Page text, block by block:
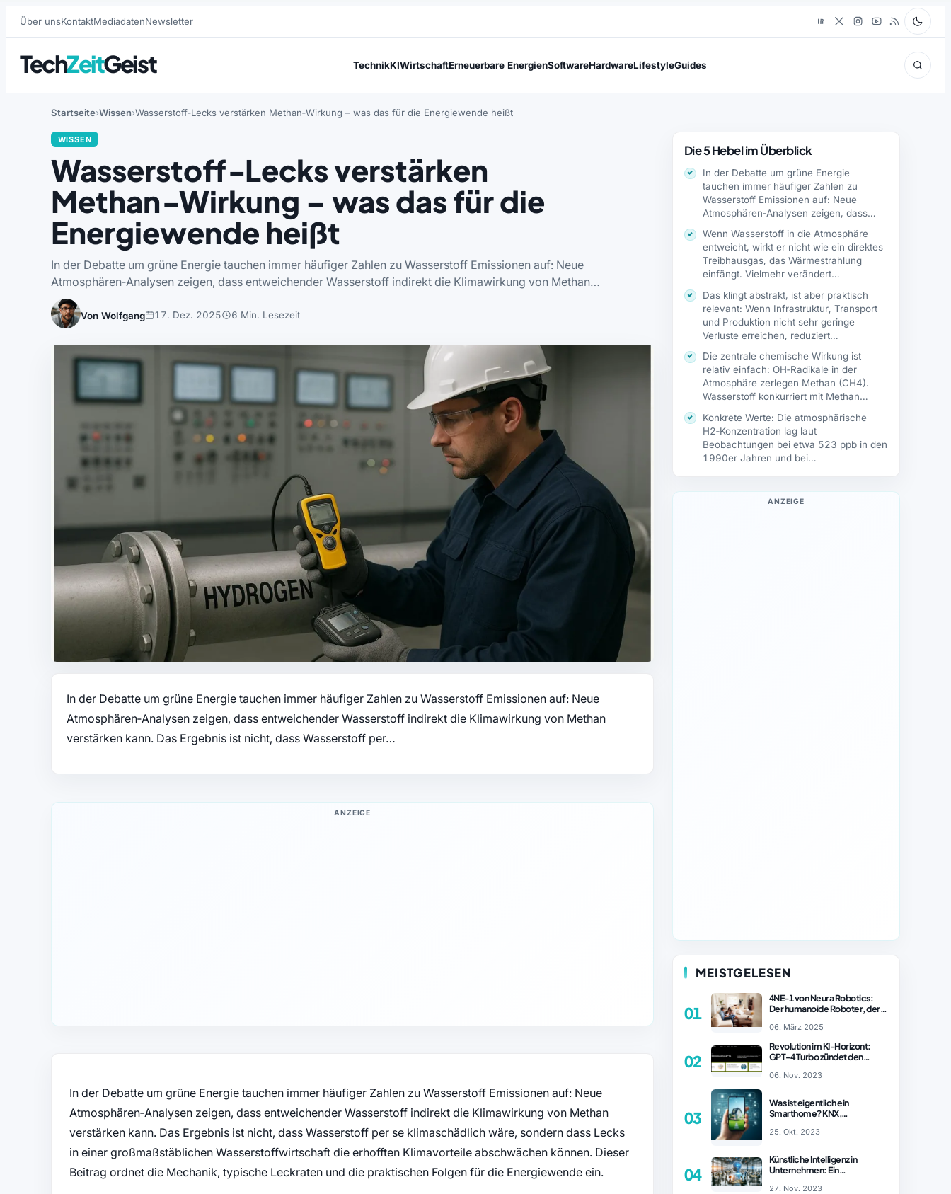
Über unsKontaktMediadatenNewsletter
TechZeitGeist TechnikKIWirtschaftErneuerbare EnergienSoftwareHardwareLifestyleGuides
Startseite Wissen Wasserstoff‑Lecks verstärken Methan‑Wirkung – was das für die Energiewende heißt
WISSEN
Wasserstoff‑Lecks verstärken
Methan‑Wirkung – was das für die
Energiewende heißt
In der Debatte um grüne Energie tauchen immer häufiger Zahlen zu Wasserstoff Emissionen auf: Neue
Atmosphären‑Analysen zeigen, dass entweichender Wasserstoff indirekt die Klimawirkung von Methan…
Von Wolfgang 17. Dez. 2025 6 Min. Lesezeit
In der Debatte um grüne Energie tauchen immer häufiger Zahlen zu Wasserstoff Emissionen auf: Neue
Atmosphären‑Analysen zeigen, dass entweichender Wasserstoff indirekt die Klimawirkung von Methan
verstärken kann. Das Ergebnis ist nicht, dass Wasserstoff per…
ANZEIGE
In der Debatte um grüne Energie tauchen immer häufiger Zahlen zu Wasserstoff Emissionen auf: Neue
Atmosphären‑Analysen zeigen, dass entweichender Wasserstoff indirekt die Klimawirkung von Methan
verstärken kann. Das Ergebnis ist nicht, dass Wasserstoff per se klimaschädlich wäre, sondern dass Lecks
in einer großmaßstäblichen Wasserstoffwirtschaft die erhofften Klimavorteile abschwächen können. Dieser
Beitrag ordnet die Mechanik, typische Leckraten und die praktischen Folgen für die Energiewende ein.
Die 5 Hebel im Überblick
In der Debatte um grüne Energie
tauchen immer häufiger Zahlen zu
Wasserstoff Emissionen auf: Neue
Atmosphären‑Analysen zeigen, dass…
Wenn Wasserstoff in die Atmosphäre
entweicht, wirkt er nicht wie ein direktes
Treibhausgas, das Wärmestrahlung
einfängt. Vielmehr verändert…
Das klingt abstrakt, ist aber praktisch
relevant: Wenn Infrastruktur, Transport
und Produktion nicht sehr geringe
Verluste erreichen, reduziert…
Die zentrale chemische Wirkung ist
relativ einfach: OH‑Radikale in der
Atmosphäre zerlegen Methan (CH4).
Wasserstoff konkurriert mit Methan…
Konkrete Werte: Die atmosphärische
H2‑Konzentration lag laut
Beobachtungen bei etwa 523 ppb in den
1990er Jahren und bei…
ANZEIGE
MEISTGELESEN
01
4NE-1 von Neura Robotics:
Der humanoide Roboter, der
revolutionieren könnte
06. März 2025
02
Revolution im KI-Horizont:
GPT-4 Turbo zündet den
– ChatGPT Revolution!
06. Nov. 2023
03
Was ist eigentlich ein
Smarthome? KNX,
Vergleich
25. Okt. 2023
04
Künstliche Intelligenz in
Unternehmen: Ein
27. Nov. 2023